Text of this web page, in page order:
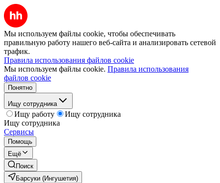
Мы используем файлы cookie, чтобы обеспечивать
правильную работу нашего веб-сайта и анализировать сетевой
трафик.
Правила использования файлов cookie
Мы используем файлы cookie. Правила использования
файлов cookie
Понятно
Ищу сотрудника
Ищу работу
Ищу сотрудника
Ищу сотрудника
Сервисы
Помощь
Ещё
Поиск
Барсуки (Ингушетия)